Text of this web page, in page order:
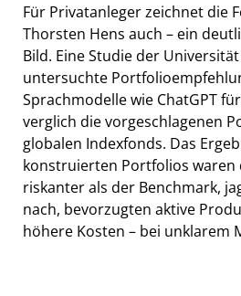
Für Privatanleger zeichnet die
Thorsten Hens auch – ein
Bild. Eine Studie der
untersuchte
Sprachmodelle wie ChatGPT
verglich die vorgeschlagenen
globalen Indexfonds. Das
konstruierten Portfolios waren
riskanter als der Benchmark,
nach, bevorzugten aktive
höhere Kosten – bei unklarem